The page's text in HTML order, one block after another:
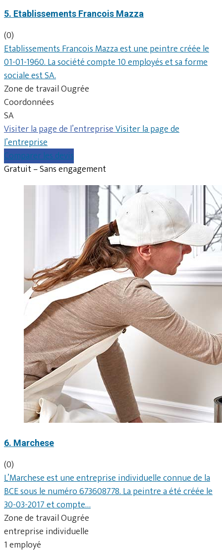
5. Etablissements Francois Mazza
(0)
Etablissements Francois Mazza est une peintre créée le
01-01-1960. La société compte 10 employés et sa forme
sociale est SA.
Zone de travail Ougrée
Coordonnées
SA
Visiter la page de l’entrepriseVisiter la page de
l’entreprise
Comparer les devis
Gratuit – Sans engagement
6. Marchese
(0)
L’Marchese est une entreprise individuelle connue de la
BCE sous le numéro 673608778. La peintre a été créée le
30-03-2017 et compte…
Zone de travail Ougrée
entreprise individuelle
1 employé